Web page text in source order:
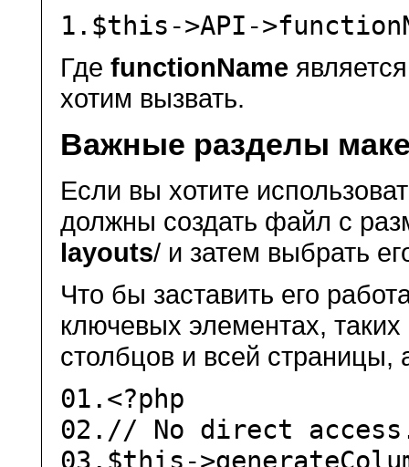
1. $this ->API-
ГдеfunctionName
хотим вызвать.
Важные разделы
Если вы хотите
должны создать файл с
layouts/ и затем выбрать
Что бы заставить его
ключевых элементах,
столбцов и всей
01. <?php
02. // No direct